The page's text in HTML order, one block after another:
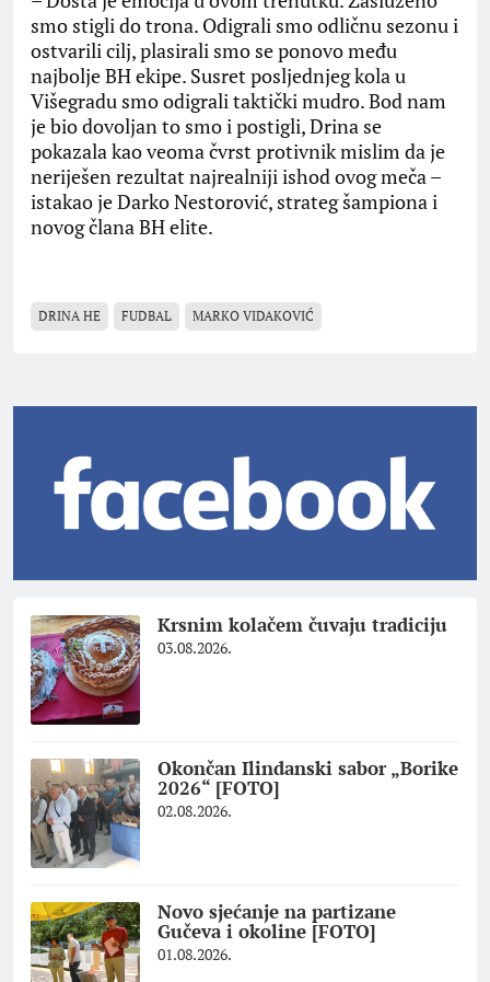
smo stigli do trona. Odigrali smo odličnu sezonu i
ostvarili cilj, plasirali smo se ponovo među
najbolje BH ekipe. Susret posljednjeg kola u
Višegradu smo odigrali taktički mudro. Bod nam
je bio dovoljan to smo i postigli, Drina se
pokazala kao veoma čvrst protivnik mislim da je
neriješen rezultat najrealniji ishod ovog meča –
istakao je Darko Nestorović, strateg šampiona i
novog člana BH elite.
DRINA HE FUDBAL MARKO VIDAKOVIĆ
Krsnim kolačem čuvaju tradiciju
03.08.2026.
Okončan Ilindanski sabor „Borike
2026“ [FOTO]
02.08.2026.
Novo sjećanje na partizane
Gučeva i okoline [FOTO]
01.08.2026.